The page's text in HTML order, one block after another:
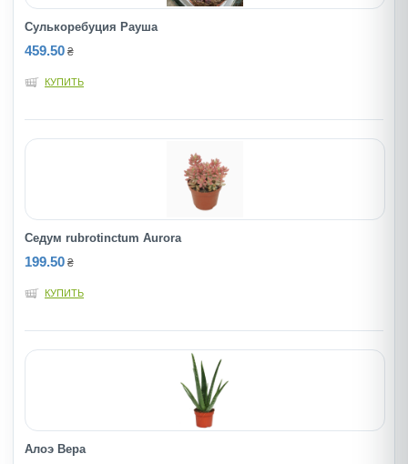
Сулькоребуция Рауша
459.50 ₴
КУПИТЬ
Седум rubrotinctum Aurora
199.50 ₴
КУПИТЬ
Алоэ Вера